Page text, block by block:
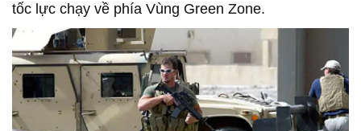
tốc lực chạy về phía Vùng Green Zone.